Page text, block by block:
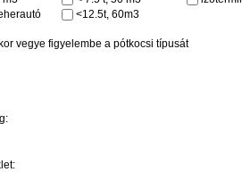
<12.5t, 60m3
vegye figyelembe a pótkocsi típusát